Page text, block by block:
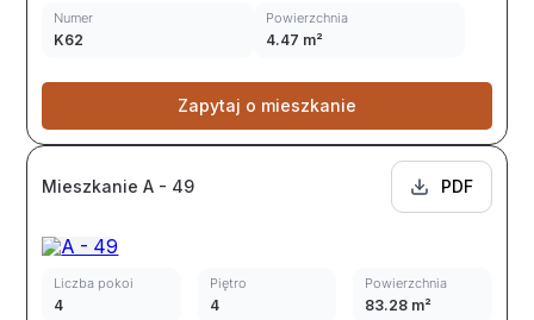
Numer
K62
Powierzchnia
4.47 m²
Zapytaj o mieszkanie
Mieszkanie A - 49 PDF
Liczba pokoi
4
Piętro
4
Powierzchnia
83.28 m²